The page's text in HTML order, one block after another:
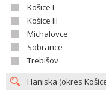
Košice I
Košice III
Michalovce
Sobrance
Trebišov